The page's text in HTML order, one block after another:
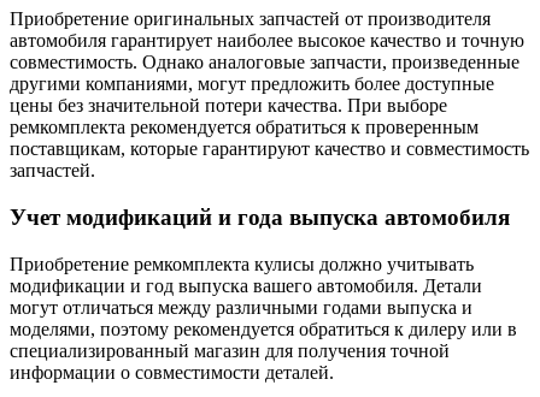
Приобретение оригинальных запчастей от производителя
автомобиля гарантирует наиболее высокое качество и точную
совместимость. Однако аналоговые запчасти, произведенные
другими компаниями, могут предложить более доступные
цены без значительной потери качества. При выборе
ремкомплекта рекомендуется обратиться к проверенным
поставщикам, которые гарантируют качество и совместимость
запчастей.
Учет модификаций и года выпуска автомобиля
Приобретение ремкомплекта кулисы должно учитывать
модификации и год выпуска вашего автомобиля. Детали
могут отличаться между различными годами выпуска и
моделями, поэтому рекомендуется обратиться к дилеру или в
специализированный магазин для получения точной
информации о совместимости деталей.